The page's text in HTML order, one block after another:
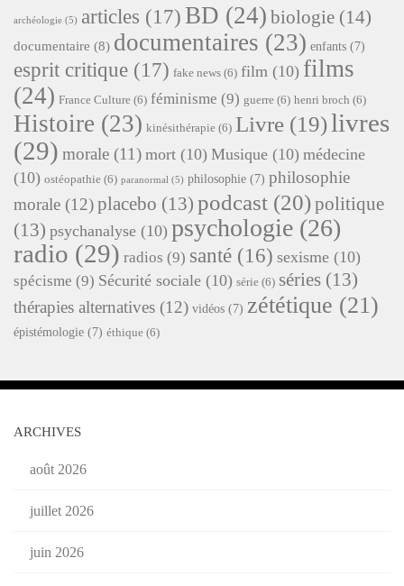
archéologie (5) articles (17) BD (24) biologie (14)
documentaire (8) documentaires (23) enfants (7)
esprit critique (17) fake news (6) film (10) films
(24) France Culture (6) féminisme (9) guerre (6) henri broch (6)
Histoire (23) kinésithérapie (6) Livre (19)livres
(29) morale (11) mort (10) Musique (10) médecine
(10) ostéopathie (6) paranormal (5) philosophie (7) philosophie
morale (12)placebo (13) podcast (20)politique
(13) psychanalyse (10) psychologie (26)
radio (29) radios (9) santé (16) sexisme (10)
spécisme (9) Sécurité sociale (10) série (6) séries (13)
thérapies alternatives (12) vidéos (7) zététique (21)
épistémologie (7) éthique (6)
ARCHIVES
août 2026
juillet 2026
juin 2026